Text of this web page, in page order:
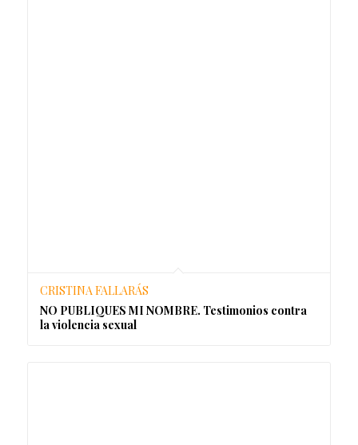
CRISTINA FALLARÁS
NO PUBLIQUES MI NOMBRE. Testimonios contra
la violencia sexual